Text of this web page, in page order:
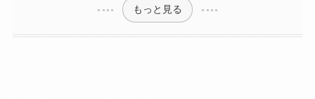
もっと見る